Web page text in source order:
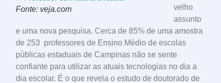
Fonte: veja.com
velho
assunto
e uma nova pesquisa. Cerca de 85% de uma amostra
de 253 professores de Ensino Médio de escolas
públicas estaduais de Campinas não se sente
confiante para utilizar as atuais tecnologias no dia a
dia escolar. É o que revela o estudo de doutorado de